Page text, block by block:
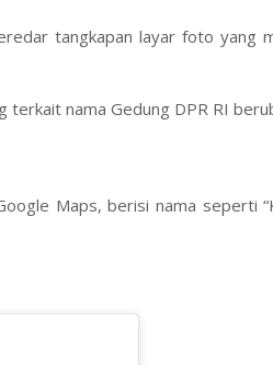
tangkapan layar foto yang
nama Gedung DPR RI
Maps, berisi nama seperti